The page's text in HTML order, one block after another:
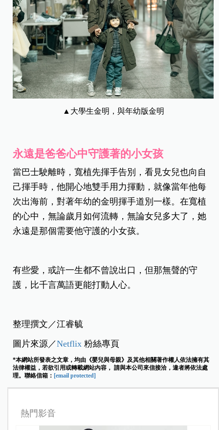
▲大學生金明，與年幼版金明
永遠是爸爸心中守護著的小女孩
當巴士駛離時，寬植先揮手告別，看見女兒也向自
己揮手時，他開心地雙手用力揮動，就像當年他每
次出海前，對著年幼的金明揮手道別一樣。在寬植
的心中，無論歲月如何流轉，無論女兒多大了，她
永遠是那個需要他守護的小女孩。
有些愛，或許一生都不曾說出口，但那無聲的守
護，比千言萬語更能打動人心。
整理撰文／江睿毓
圖片來源／Netflix 粉絲專頁
*本網站所發表之文章，均由《嬰兒與母親》及其他相關著作權人依法擁有其
法律權益，若欲引用或轉載網站內容， 請與本公司來信接洽，違者將依法處
理。聯絡信箱： [email protected]
熱門影音